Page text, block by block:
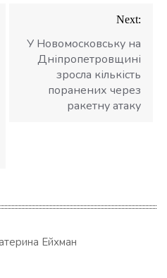
Next:
У Новомосковську на
Дніпропетровщині
зросла кількість
поранених через
ракетну атаку
Ейхман